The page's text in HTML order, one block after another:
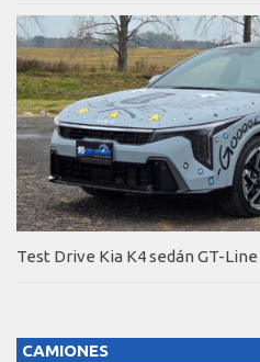
Test Drive Kia K4 sedán GT-Line
CAMIONES